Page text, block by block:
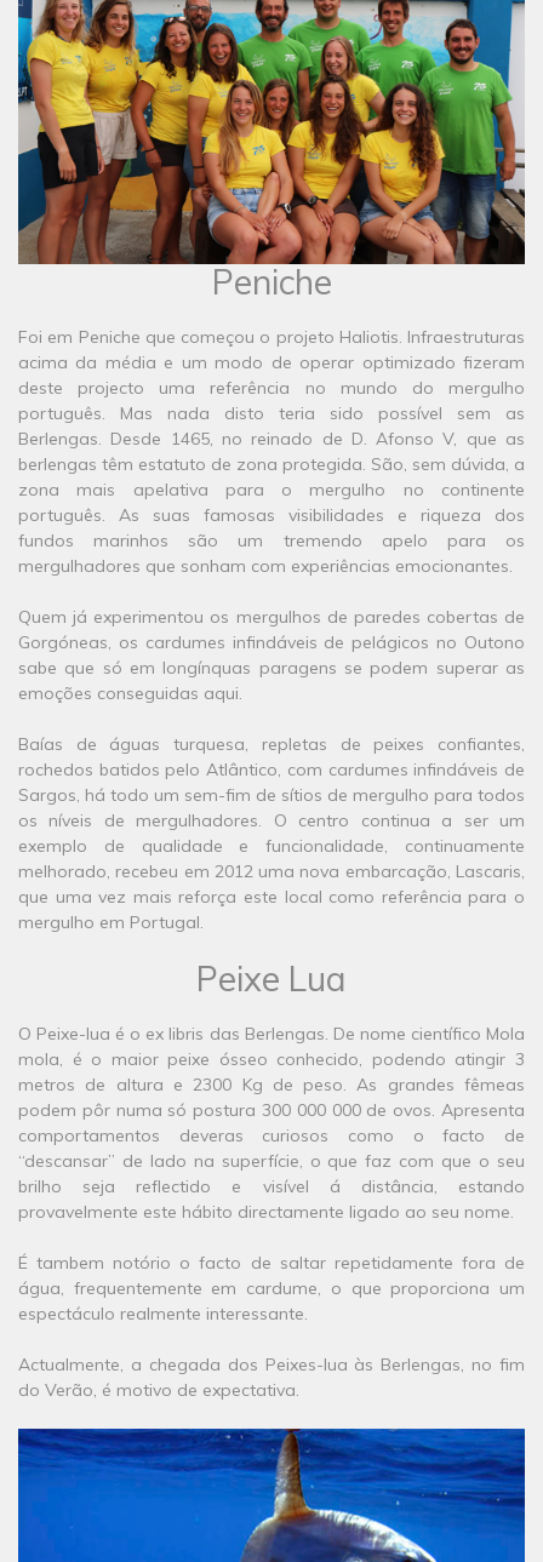
​Peniche
Foi em Peniche que começou o projeto Haliotis. Infraestruturas
acima da média e um modo de operar optimizado fizeram
deste projecto uma referência no mundo do mergulho
português. Mas nada disto teria sido possível sem as
Berlengas. Desde 1465, no reinado de D. Afonso V, que as
berlengas têm estatuto de zona protegida. São, sem dúvida, a
zona mais apelativa para o mergulho no continente
português. As suas famosas visibilidades e riqueza dos
fundos marinhos são um tremendo apelo para os
mergulhadores que sonham com experiências emocionantes.
Quem já experimentou os mergulhos de paredes cobertas de
Gorgóneas, os cardumes infindáveis de pelágicos no Outono
sabe que só em longínquas paragens se podem superar as
emoções conseguidas aqui.
Baías de águas turquesa, repletas de peixes confiantes,
rochedos batidos pelo Atlântico, com cardumes infindáveis de
Sargos, há todo um sem-fim de sítios de mergulho para todos
os níveis de mergulhadores. O centro continua a ser um
exemplo de qualidade e funcionalidade, continuamente
melhorado, recebeu em 2012 uma nova embarcação, Lascaris,
que uma vez mais reforça este local como referência para o
mergulho em Portugal.​
​Peixe Lua
O Peixe-lua é o ex libris das Berlengas. De nome científico Mola
mola, é o maior peixe ósseo conhecido, podendo atingir 3
metros de altura e 2300 Kg de peso. As grandes fêmeas
podem pôr numa só postura 300 000 000 de ovos. Apresenta
comportamentos deveras curiosos como o facto de
“descansar” de lado na superfície, o que faz com que o seu
brilho seja reflectido e visível á distância, estando
provavelmente este hábito directamente ligado ao seu nome.
​É tambem notório o facto de saltar repetidamente fora de
água, frequentemente em cardume, o que proporciona um
espectáculo realmente interessante.
Actualmente, a chegada dos Peixes-lua às Berlengas, no fim
do Verão, é motivo de expectativa.